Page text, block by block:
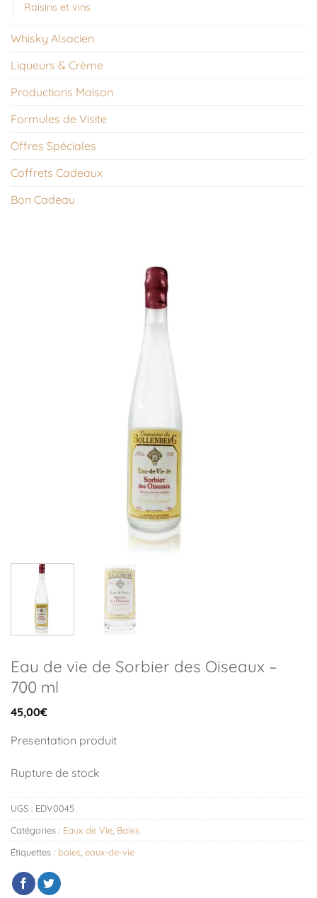
Raisins et vins
Whisky Alsacien
Liqueurs & Crème
Productions Maison
Formules de Visite
Offres Spéciales
Coffrets Cadeaux
Bon Cadeau
Eau de vie de Sorbier des Oiseaux –
700 ml
45,00€
Presentation produit
Rupture de stock
UGS : EDV0045
Catégories : Eaux de Vie Baies
Étiquettes : baies eaux-de-vie